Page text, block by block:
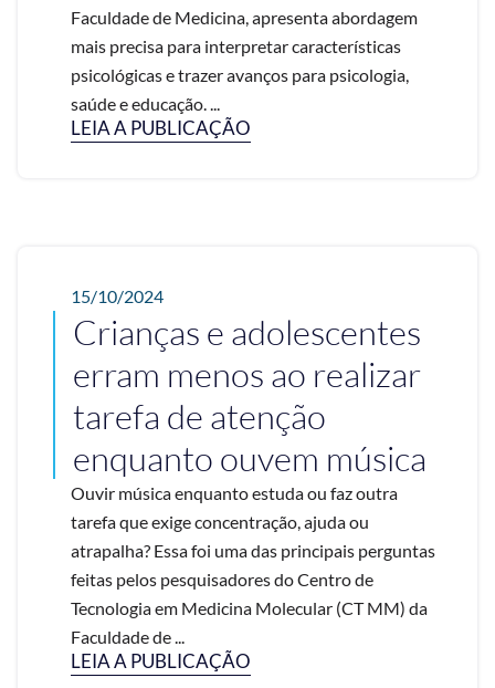
Faculdade de Medicina, apresenta abordagem
mais precisa para interpretar características
psicológicas e trazer avanços para psicologia,
saúde e educação. ...
LEIA A PUBLICAÇÃO
15/10/2024
Crianças e adolescentes
erram menos ao realizar
tarefa de atenção
enquanto ouvem música
Ouvir música enquanto estuda ou faz outra
tarefa que exige concentração, ajuda ou
atrapalha? Essa foi uma das principais perguntas
feitas pelos pesquisadores do Centro de
Tecnologia em Medicina Molecular (CT MM) da
Faculdade de ...
LEIA A PUBLICAÇÃO